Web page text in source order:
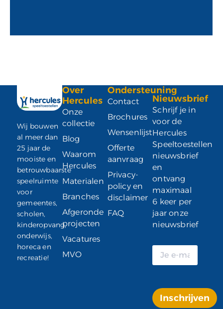
Wij bouwen
al meer dan
25 jaar de
mooiste en
betrouwbaarste
speelruimte
voor
gemeentes,
scholen,
kinderopvang,
onderwijs,
horeca en
recreatie!
Over
Hercules
Onze
collectie
Blog
Waarom
Hercules
Materialen
Branches
Afgeronde
projecten
Vacatures
MVO
Ondersteuning
Contact
Brochures
Wensenlijst
Offerte
aanvraag
Privacy-
policy en
disclaimer
FAQ
Nieuwsbrief
Schrijf je in
voor de
Hercules
Speeltoestellen
nieuwsbrief
en
ontvang
maximaal
6 keer per
jaar onze
nieuwsbrief
Inschrijven